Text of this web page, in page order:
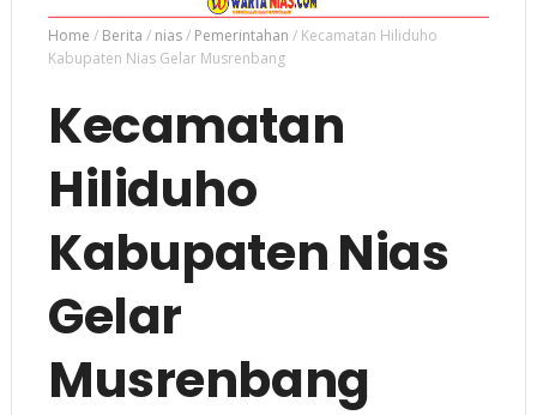
Home / Berita / nias/ Pemerintahan / Kecamatan Hiliduho
Kabupaten Nias Gelar Musrenbang
Kecamatan
Hiliduho
Kabupaten Nias
Gelar
Musrenbang